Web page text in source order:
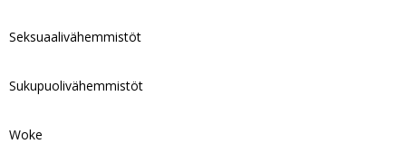
Seksuaalivähemmistöt
Sukupuolivähemmistöt
Woke